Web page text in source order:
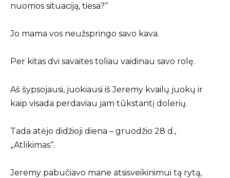
nuomos situaciją, tiesa?“
Jo mama vos neužspringo savo kava.
Per kitas dvi savaites toliau vaidinau savo rolę.
Aš šypsojausi, juokiausi iš Jeremy kvailų juokų ir
kaip visada perdaviau jam tūkstantį dolerių.
Tada atėjo didžioji diena – gruodžio 28 d.,
„Atlikimas“.
Jeremy pabučiavo mane atsisveikinimui tą rytą,